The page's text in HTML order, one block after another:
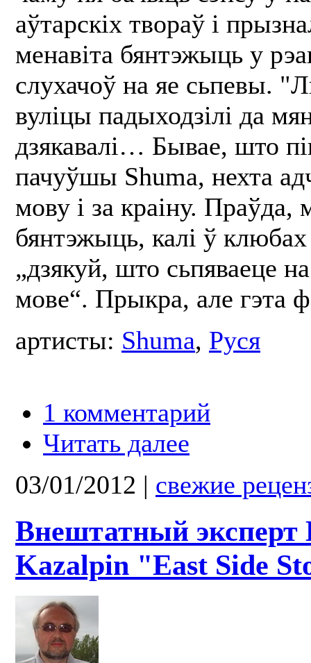
аўтарскіх твораў і
менавіта бянтэжыць у
слухачоў на яе сьпевы.
вуліцы падыходзілі да
дзякавалі… Бывае, што
пачуўшы Shuma, нехта
мову і за краіну. Праўда,
бянтэжыць, калі ў
„дзякуй, што сьпяваеце
мове“. Прыкра, але гэта
артисты: Shuma, Руся
1 комментарий
Читать далее
03/01/2012 | свежие
Внештатный эксперт
Kazalpin "East Side